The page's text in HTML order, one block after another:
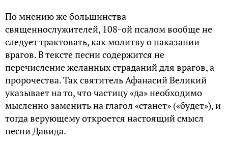
По мнению же большинства
священнослужителей, 108-ой псалом вообще не
следует трактовать, как молитву о наказании
врагов. В тексте песни содержится не
перечисление желанных страданий для врагов, а
пророчества. Так святитель Афанасий Великий
указывает на то, что частицу «да» необходимо
мысленно заменить на глагол «станет» («будет»), и
тогда верующему откроется настоящий смысл
песни Давида.